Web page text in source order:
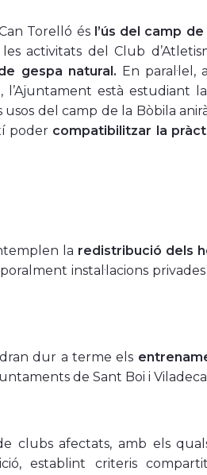
Torelló és l’ús del camp
activitats del Club
gespa natural. En
està estudiant la
usos del camp de la Bòbila
poder compatibilitzar la
la redistribució dels
instal·lacions
dur a terme els
de Sant Boi i
clubs afectats, amb els
establint criteris